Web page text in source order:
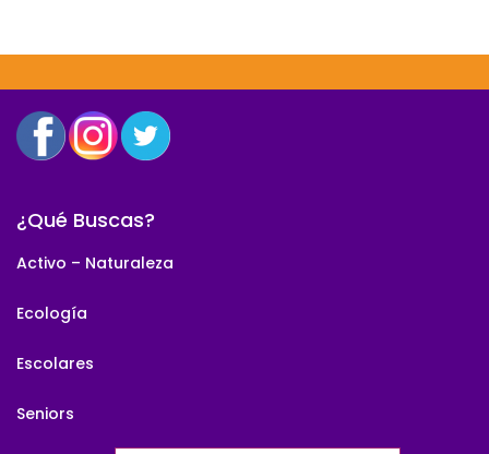
¿Qué Buscas?
Activo – Naturaleza
Ecología
Escolares
Seniors